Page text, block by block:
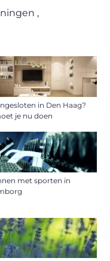
in Den Haag?
je nu doen
met sporten in
,